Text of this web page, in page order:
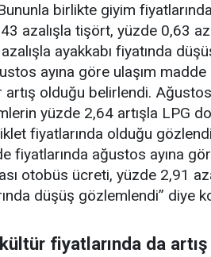
birlikte giyim fiyatlarında
azalışla tişört, yüzde 0,63
ayakkabı fiyatında
ayına göre ulaşım madde
olduğu belirlendi. Ağustos
yüzde 2,64 artışla LPG
fiyatlarında olduğu
fiyatlarında ağustos ayına
otobüs ücreti, yüzde 2,91
düşüş gözlemlendi” diye
fiyatlarında da artış